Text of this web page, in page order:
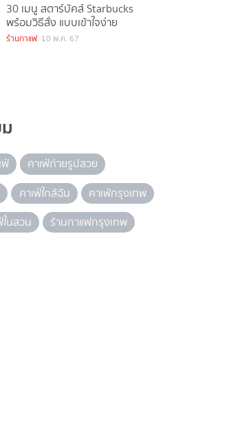
30 เมนู สตาร์บัคส์ Starbucks
พร้อมวิธีสั่ง แบบเข้าใจง่าย
ร้านกาแฟ 10 พ.ค. 67
ฟ่
คาเฟ่ถ่ายรูปสวย
คาเฟ่ใกล้ฉัน
คาเฟ่กรุงเทพ
ในสวน
ร้านกาแฟกรุงเทพ